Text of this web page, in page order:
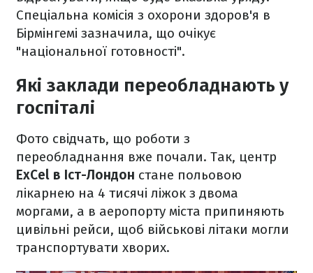
Спеціальна комісія з охорони здоров'я в
Бірмінгемі зазначила, що очікує
"національної готовності".
Які заклади переобладнають у
госпіталі
Фото свідчать, що роботи з
переобладнання вже почали. Так, центр
ExCel в Іст-Лондон стане польовою
лікарнею на 4 тисячі ліжок з двома
моргами, а в аеропорту міста припиняють
цивільні рейси, щоб військові літаки могли
транспортувати хворих.